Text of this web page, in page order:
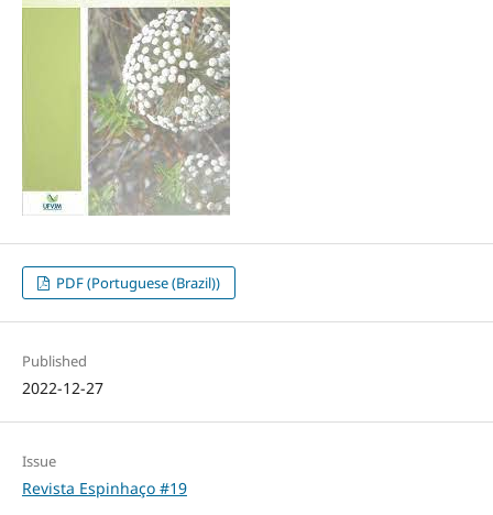
PDF (Portuguese (Brazil))
Published
2022-12-27
Issue
Revista Espinhaço #19